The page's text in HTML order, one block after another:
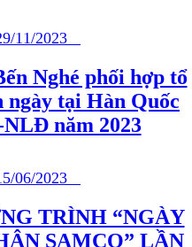
11/2023
Nghé phối hợp tổ
ngày tại Hàn Quốc
năm 2023
06/2023
TRÌNH “NGÀY
SAMCO” LẦN